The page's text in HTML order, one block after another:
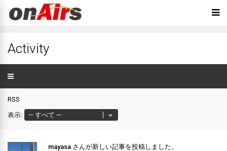
Activity
RSS
表示:
mayasa さんが新しい記事を投稿しました。